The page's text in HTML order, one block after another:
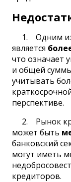
Одним
является
что означает
и общей
учитывать
перспективе.
Рынок
может быть
банковский
могут иметь
кредиторов.